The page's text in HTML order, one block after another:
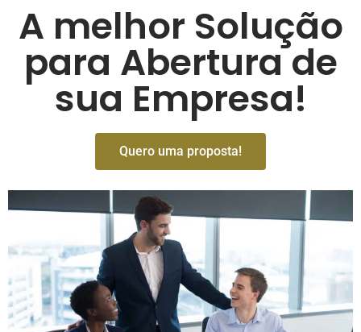
A melhor Solução
para Abertura de
sua Empresa!
Quero uma proposta!